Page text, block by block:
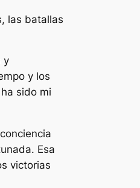
las batallas
y
y los
sido mi
Esa
victorias